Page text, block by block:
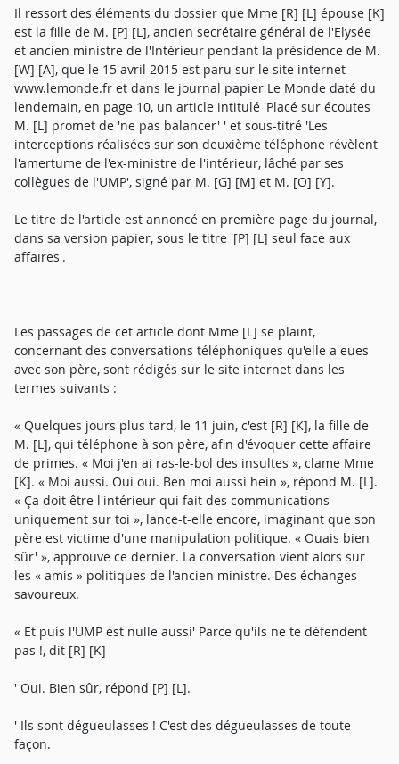
Il ressort des éléments du dossier que Mme [R] [L] épouse [K]
est la fille de M. [P] [L], ancien secrétaire général de l'Elysée
et ancien ministre de l'Intérieur pendant la présidence de M.
[W] [A], que le 15 avril 2015 est paru sur le site internet
www.lemonde.fr et dans le journal papier Le Monde daté du
lendemain, en page 10, un article intitulé 'Placé sur écoutes
M. [L] promet de 'ne pas balancer' ' et sous-titré 'Les
interceptions réalisées sur son deuxième téléphone révèlent
l'amertume de l'ex-ministre de l'intérieur, lâché par ses
collègues de l'UMP', signé par M. [G] [M] et M. [O] [Y].
Le titre de l'article est annoncé en première page du journal,
dans sa version papier, sous le titre '[P] [L] seul face aux
affaires'.
Les passages de cet article dont Mme [L] se plaint,
concernant des conversations téléphoniques qu'elle a eues
avec son père, sont rédigés sur le site internet dans les
termes suivants :
« Quelques jours plus tard, le 11 juin, c'est [R] [K], la fille de
M. [L], qui téléphone à son père, afin d'évoquer cette affaire
de primes. « Moi j'en ai ras-le-bol des insultes », clame Mme
[K]. « Moi aussi. Oui oui. Ben moi aussi hein », répond M. [L].
« Ça doit être l'intérieur qui fait des communications
uniquement sur toi », lance-t-elle encore, imaginant que son
père est victime d'une manipulation politique. « Ouais bien
sûr' », approuve ce dernier. La conversation vient alors sur
les « amis » politiques de l'ancien ministre. Des échanges
savoureux.
« Et puis l'UMP est nulle aussi' Parce qu'ils ne te défendent
pas !, dit [R] [K]
' Oui. Bien sûr, répond [P] [L].
' Ils sont dégueulasses ! C'est des dégueulasses de toute
façon.